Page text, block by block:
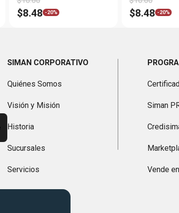
$8.48 -20% $8.48 -20%
SIMAN CORPORATIVO
Quiénes Somos
Visión y Misión
Historia
Sucursales
Servicios
Siman
Vende